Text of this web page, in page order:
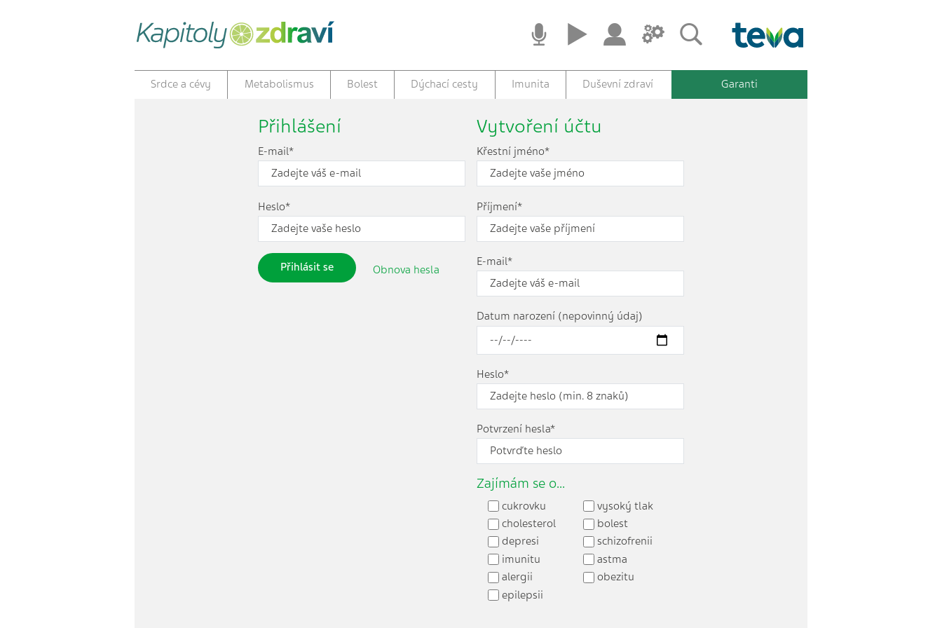
Srdce a cévy Metabolismus Bolest Dýchací cesty Imunita Duševní zdraví Garanti
Přihlášení
E-mail*
Heslo*
Přihlásit se Obnova hesla
Vytvoření účtu
Křestní jméno*
Příjmení*
E-mail*
Datum narození (nepovinný údaj)
Heslo*
Potvrzení hesla*
Zajímám se o...
cukrovku
vysoký tlak
cholesterol
bolest
depresi
schizofrenii
imunitu
astma
alergii
obezitu
epilepsii